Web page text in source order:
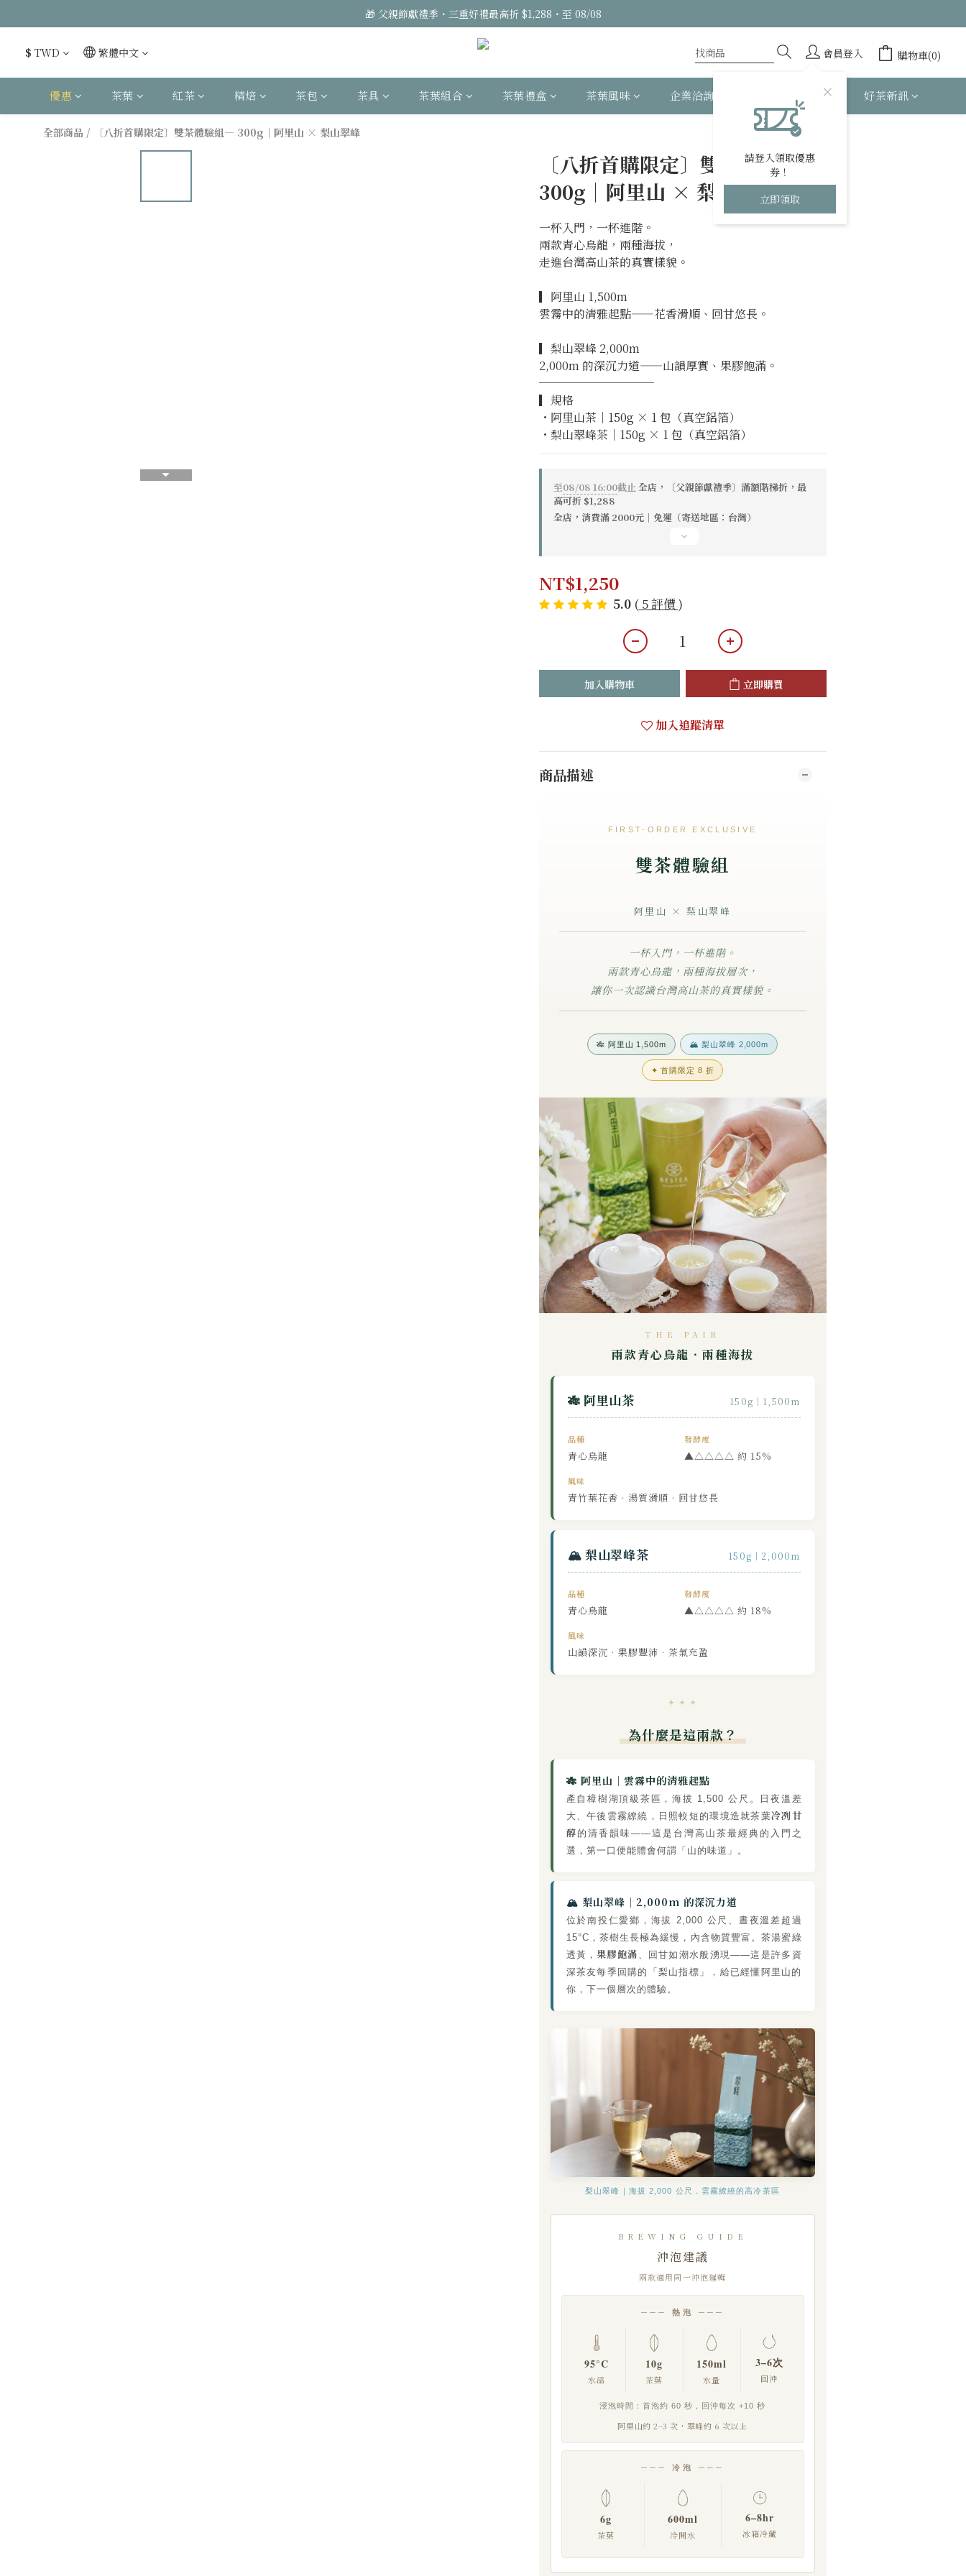
🎁 父親節獻禮季・三重好禮最高折 $1,288・至 08/08
$ TWD 繁體中文 會員登入
請登入領取優惠
券！
立即領取
購物車(0)
優惠 茶葉 紅茶 精焙 茶包 茶具 茶葉組合 茶葉禮盒 茶葉風味 企業洽詢 關於 BESTEA 好茶新訊
全部商品 / 〔八折首購限定〕雙茶體驗組— 300g｜阿里山 × 梨山翠峰
〔八折首購限定〕雙茶體驗組—
300g｜阿里山 × 梨山翠峰
一杯入門，一杯進階。
兩款青心烏龍，兩種海拔，
走進台灣高山茶的真實樣貌。
▎阿里山 1,500m
雲霧中的清雅起點——花香滑順、回甘悠長。
▎梨山翠峰 2,000m
2,000m 的深沉力道——山韻厚實、果膠飽滿。
──────────
▎規格
・阿里山茶｜150g × 1 包（真空鋁箔）
・梨山翠峰茶｜150g × 1 包（真空鋁箔）
至08/08 16:00截止 全店，〔父親節獻禮季〕滿額階梯折，最
高可折 $1,288
全店，消費滿 2000元｜免運（寄送地區：台灣）
NT$1,250
5.0 (5 評價 )
加入購物車 立即購買
加入追蹤清單
商品描述
FIRST-ORDER EXCLUSIVE
雙茶體驗組
阿里山 × 梨山翠峰
一杯入門，一杯進階。
兩款青心烏龍，兩種海拔層次，
讓你一次認識台灣高山茶的真實樣貌。
🎋 阿里山 1,500m 🏔️ 梨山翠峰 2,000m
✦ 首購限定 8 折
THE PAIR
兩款青心烏龍．兩種海拔
🎋 阿里山茶 150g｜1,500m
品種
青心烏龍
發酵度
▲△△△△ 約 15%
風味
青竹葉花香．湯質滑順．回甘悠長
🏔️ 梨山翠峰茶 150g｜2,000m
品種
青心烏龍
發酵度
▲△△△△ 約 18%
風味
山韻深沉．果膠豐沛．茶氣充盈
✦ ✦ ✦
為什麼是這兩款？
🎋 阿里山｜雲霧中的清雅起點
產自樟樹湖頂級茶區，海拔 1,500 公尺。日夜溫差
大、午後雲霧繚繞，日照較短的環境造就茶葉冷冽甘
醇 的清香韻味——這是台灣高山茶最經典的入門之
選，第一口便能體會何謂「山的味道」。
🏔️ 梨山翠峰｜2,000m 的深沉力道
位於南投仁愛鄉，海拔 2,000 公尺、晝夜溫差超過
15°C，茶樹生長極為緩慢，內含物質豐富。茶湯蜜綠
透黃，果膠飽滿 、回甘如潮水般湧現——這是許多資
深茶友每季回購的「梨山指標」，給已經懂阿里山的
你，下一個層次的體驗。
梨山翠峰｜海拔 2,000 公尺．雲霧繚繞的高冷茶區
BREWING GUIDE
沖泡建議
兩款適用同一沖泡邏輯
─── 熱泡 ───
95°C
水溫
10g
茶葉
150ml
水量
3–6次
回沖
浸泡時間：首泡約 60 秒，回沖每次 +10 秒
阿里山約 2–3 次，翠峰約 6 次以上
─── 冷泡 ───
6g
茶葉
600ml
冷開水
6–8hr
冰箱冷藏